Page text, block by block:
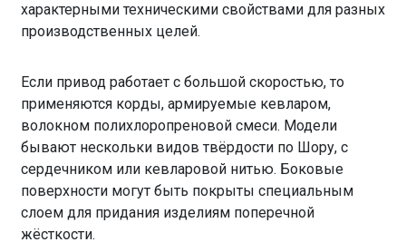
характерными техническими свойствами для разных
производственных целей.
Если привод работает с большой скоростью, то
применяются корды, армируемые кевларом,
волокном полихлоропреновой смеси. Модели
бывают нескольки видов твёрдости по Шору, с
сердечником или кевларовой нитью. Боковые
поверхности могут быть покрыты специальным
слоем для придания изделиям поперечной
жёсткости.